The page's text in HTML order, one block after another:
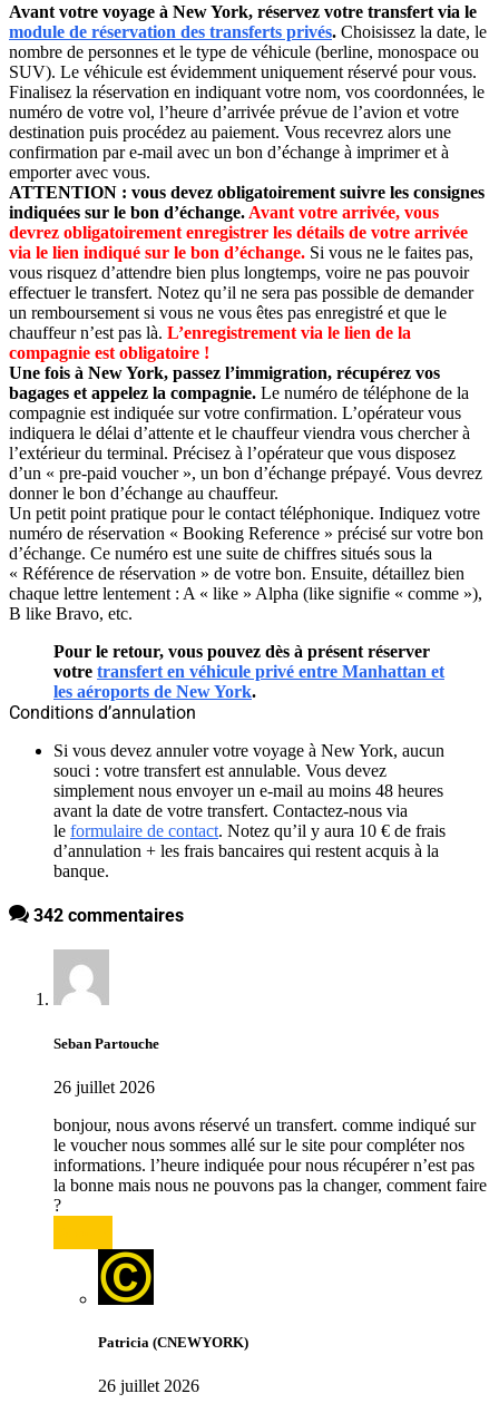
Avant votre voyage à New York, réservez votre transfert via le
module de réservation des transferts privés. Choisissez la date, le
nombre de personnes et le type de véhicule (berline, monospace ou
SUV). Le véhicule est évidemment uniquement réservé pour vous.
Finalisez la réservation en indiquant votre nom, vos coordonnées, le
numéro de votre vol, l’heure d’arrivée prévue de l’avion et votre
destination puis procédez au paiement. Vous recevrez alors une
confirmation par e-mail avec un bon d’échange à imprimer et à
emporter avec vous.
ATTENTION : vous devez obligatoirement suivre les consignes
indiquées sur le bon d’échange. Avant votre arrivée, vous
devrez obligatoirement enregistrer les détails de votre arrivée
via le lien indiqué sur le bon d’échange. Si vous ne le faites pas,
vous risquez d’attendre bien plus longtemps, voire ne pas pouvoir
effectuer le transfert. Notez qu’il ne sera pas possible de demander
un remboursement si vous ne vous êtes pas enregistré et que le
chauffeur n’est pas là. L’enregistrement via le lien de la
compagnie est obligatoire !
Une fois à New York, passez l’immigration, récupérez vos
bagages et appelez la compagnie. Le numéro de téléphone de la
compagnie est indiquée sur votre confirmation. L’opérateur vous
indiquera le délai d’attente et le chauffeur viendra vous chercher à
l’extérieur du terminal. Précisez à l’opérateur que vous disposez
d’un « pre-paid voucher », un bon d’échange prépayé. Vous devrez
donner le bon d’échange au chauffeur.
Un petit point pratique pour le contact téléphonique. Indiquez votre
numéro de réservation « Booking Reference » précisé sur votre bon
d’échange. Ce numéro est une suite de chiffres situés sous la
« Référence de réservation » de votre bon. Ensuite, détaillez bien
chaque lettre lentement : A « like » Alpha (like signifie « comme »),
B like Bravo, etc.
Pour le retour, vous pouvez dès à présent réserver
votre transfert en véhicule privé entre Manhattan et
les aéroports de New York.
Conditions d’annulation
Si vous devez annuler votre voyage à New York, aucun
souci : votre transfert est annulable. Vous devez
simplement nous envoyer un e-mail au moins 48 heures
avant la date de votre transfert. Contactez-nous via
le formulaire de contact. Notez qu’il y aura 10 € de frais
d’annulation + les frais bancaires qui restent acquis à la
banque.
342 commentaires
Seban Partouche
26 juillet 2026
bonjour, nous avons réservé un transfert. comme indiqué sur
le voucher nous sommes allé sur le site pour compléter nos
informations. l’heure indiquée pour nous récupérer n’est pas
la bonne mais nous ne pouvons pas la changer, comment faire
?
Patricia (CNEWYORK)
26 juillet 2026